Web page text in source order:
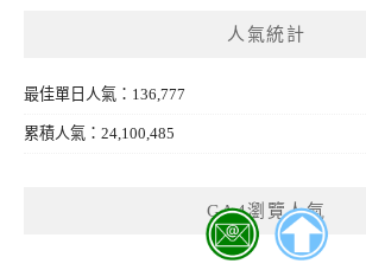
人氣統計
最佳單日人氣：136,777
累積人氣：24,100,485
GA4瀏覽人氣